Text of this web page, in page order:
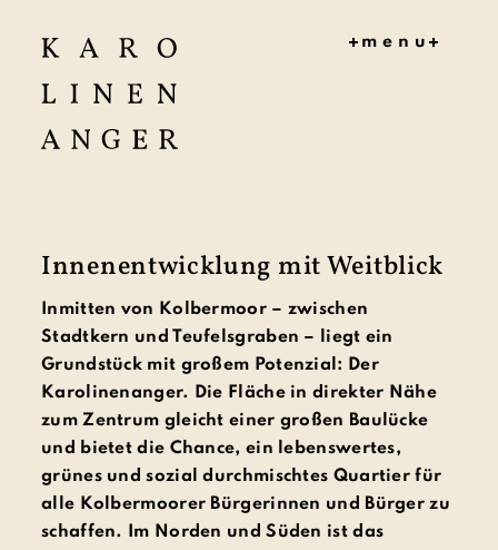
menu
AKTUELL
ES
DOKUME
NTE
PROJEKT
TEAM
KONTAK
T
Innenentwicklung mit Weitblick
Inmitten von Kolbermoor – zwischen
Stadtkern und Teufelsgraben – liegt ein
Grundstück mit großem Potenzial: Der
Karolinenanger. Die Fläche in direkter Nähe
zum Zentrum gleicht einer großen Baulücke
und bietet die Chance, ein lebenswertes,
grünes und sozial durchmischtes Quartier für
alle Kolbermoorer Bürgerinnen und Bürger zu
schaffen. Im Norden und Süden ist das